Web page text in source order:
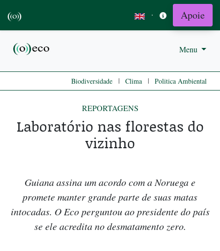
· Apoie
Menu
Biodiversidade | Clima | Politica Ambiental
REPORTAGENS
Laboratório nas florestas do
vizinho
Guiana assina um acordo com a Noruega e
promete manter grande parte de suas matas
intocadas. O Eco perguntou ao presidente do país
se ele acredita no desmatamento zero.